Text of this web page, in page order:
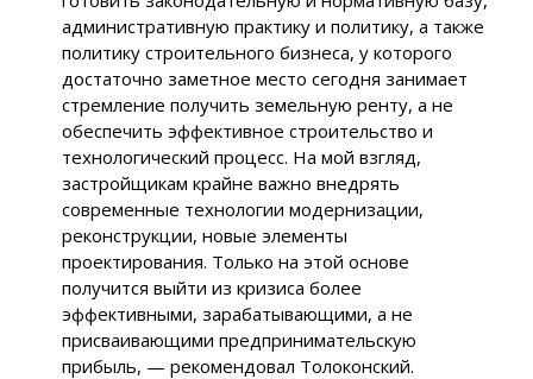
административную практику и политику, а также
политику строительного бизнеса, у которого
достаточно заметное место сегодня занимает
стремление получить земельную ренту, а не
обеспечить эффективное строительство и
технологический процесс. На мой взгляд,
застройщикам крайне важно внедрять
современные технологии модернизации,
реконструкции, новые элементы
проектирования. Только на этой основе
получится выйти из кризиса более
эффективными, зарабатывающими, а не
присваивающими предпринимательскую
прибыль, — рекомендовал Толоконский.